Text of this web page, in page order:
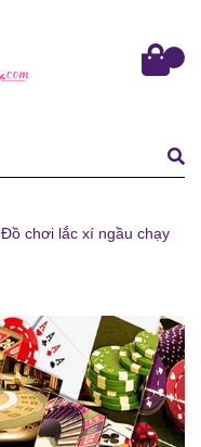
Đồ chơi lắc xí ngầu chạy